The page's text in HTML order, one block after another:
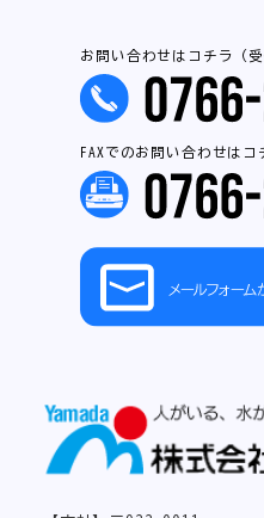
お問い合わせはコチラ（
FAXでのお問い合わせはコ